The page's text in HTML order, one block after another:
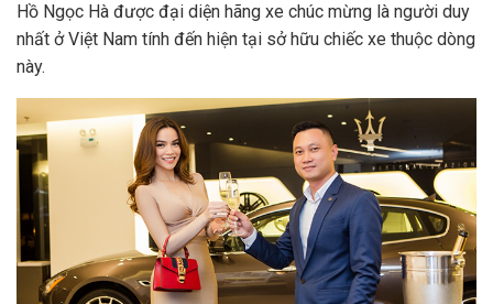
Hồ Ngọc Hà được đại diện hãng xe chúc mừng là người duy
nhất ở Việt Nam tính đến hiện tại sở hữu chiếc xe thuộc dòng
này.